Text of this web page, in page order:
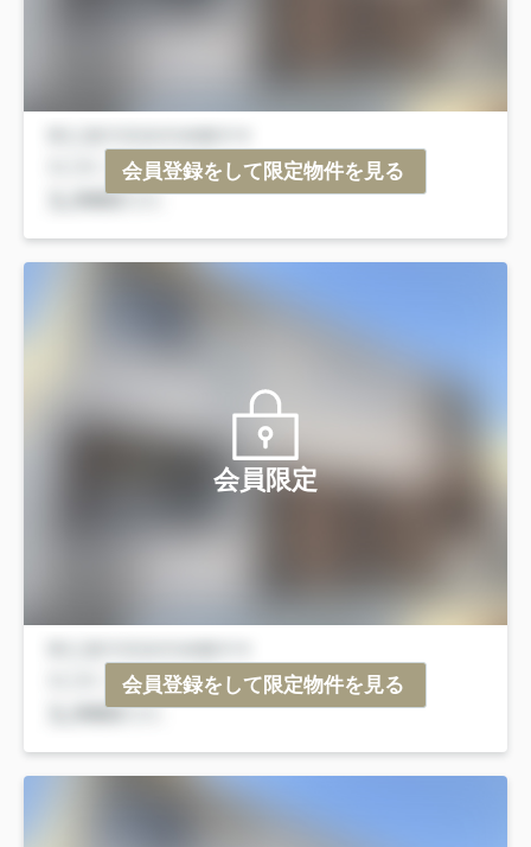
会員登録をして限定物件を見る
会員限定
会員登録をして限定物件を見る